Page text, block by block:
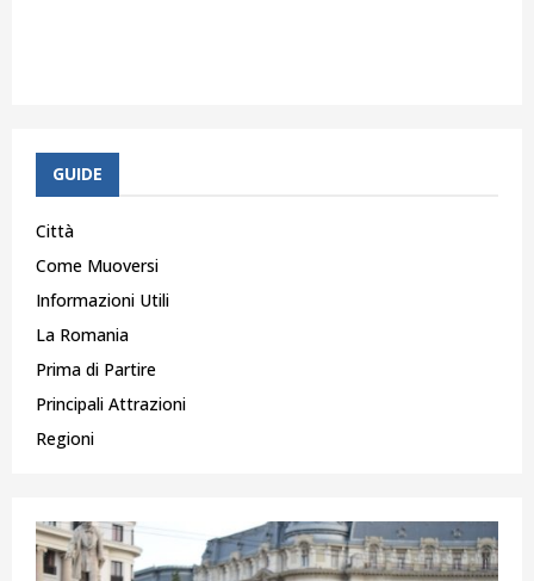
GUIDE
Città
Come Muoversi
Informazioni Utili
La Romania
Prima di Partire
Principali Attrazioni
Regioni